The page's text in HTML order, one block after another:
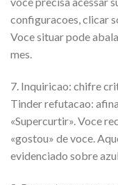
configuracoes, clicar
Voce situar pode
mes.
7. Inquiricao: chifre
Tinder refutacao:
«Supercurtir». Voce
«gostou» de voce.
evidenciado sobre azul.